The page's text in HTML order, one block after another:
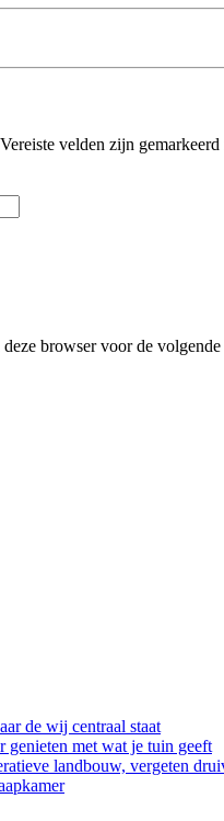
Vereiste velden zijn gemarkeerd
browser voor de
de wij centraal staat
met wat je tuin geeft
landbouw, vergeten